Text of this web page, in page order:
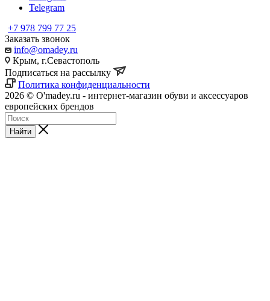
Telegram
+7 978 799 77 25
Заказать звонок
info@omadey.ru
Крым, г.Севастополь
Подписаться на рассылку
Политика конфиденциальности
2026 © O'madey.ru - интернет-магазин обуви и аксессуаров
европейских брендов
Найти